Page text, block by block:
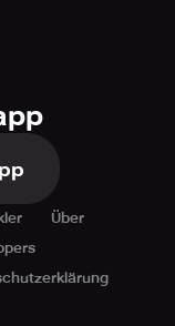
Über